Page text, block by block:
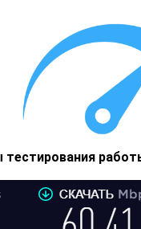
тестирования